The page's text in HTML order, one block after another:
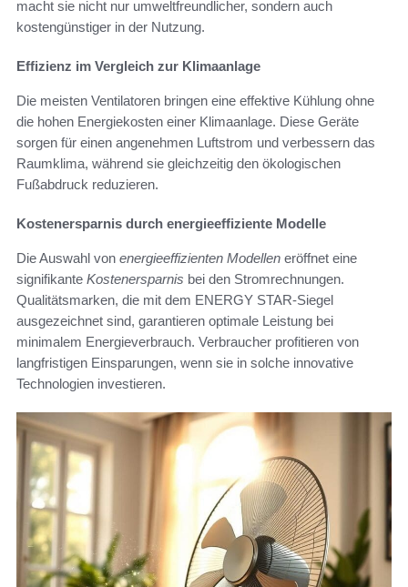
macht sie nicht nur umweltfreundlicher, sondern auch
kostengünstiger in der Nutzung.
Effizienz im Vergleich zur Klimaanlage
Die meisten Ventilatoren bringen eine effektive Kühlung ohne
die hohen Energiekosten einer Klimaanlage. Diese Geräte
sorgen für einen angenehmen Luftstrom und verbessern das
Raumklima, während sie gleichzeitig den ökologischen
Fußabdruck reduzieren.
Kostenersparnis durch energieeffiziente Modelle
Die Auswahl von energieeffizienten Modellen eröffnet eine
signifikante Kostenersparnis bei den Stromrechnungen.
Qualitätsmarken, die mit dem ENERGY STAR-Siegel
ausgezeichnet sind, garantieren optimale Leistung bei
minimalem Energieverbrauch. Verbraucher profitieren von
langfristigen Einsparungen, wenn sie in solche innovative
Technologien investieren.